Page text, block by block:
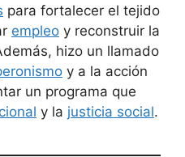
para fortalecer el tejido
empleo y reconstruir la
hizo un llamado
y a la acción
un programa que
y la justicia social.